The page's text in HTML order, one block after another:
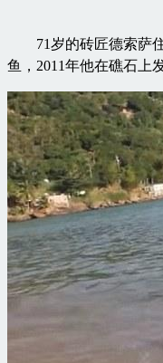
71岁的砖匠德索萨住
鱼，2011年他在礁石上